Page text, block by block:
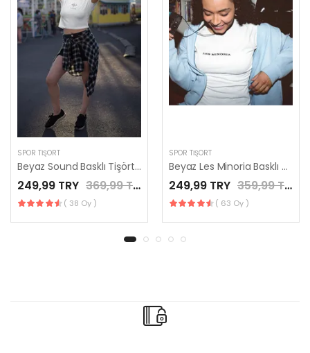
SPOR TIŞÖRT
Beyaz Sound Basklı Tişört / LES MINORIA
249,99 TRY 369,99 TRY
( 38 Oy )
SPOR TIŞÖRT
Beyaz Les Minoria Basklı Tişört / LES MINORIA
249,99 TRY 359,99 TRY
( 63 Oy )